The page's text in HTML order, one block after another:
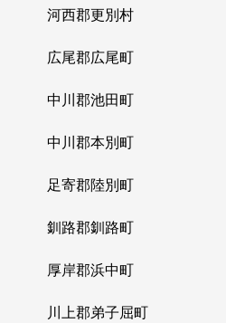
河西郡更別村
広尾郡広尾町
中川郡池田町
中川郡本別町
足寄郡陸別町
釧路郡釧路町
厚岸郡浜中町
川上郡弟子屈町